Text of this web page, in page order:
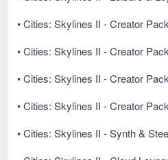
• Cities: Skylines II - Creator
• Cities: Skylines II - Creator
• Cities: Skylines II - Creator
• Cities: Skylines II - Creator
• Cities: Skylines II - Synth &